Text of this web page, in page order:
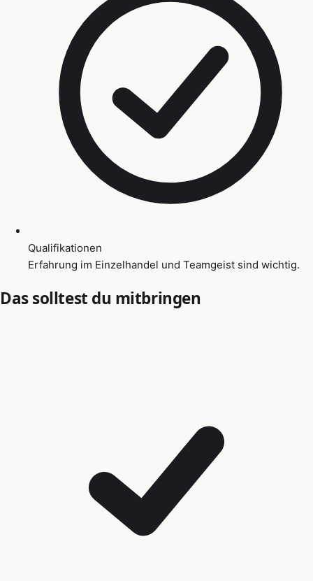
Qualifikationen
Erfahrung im Einzelhandel und Teamgeist sind wichtig.
Das solltest du mitbringen